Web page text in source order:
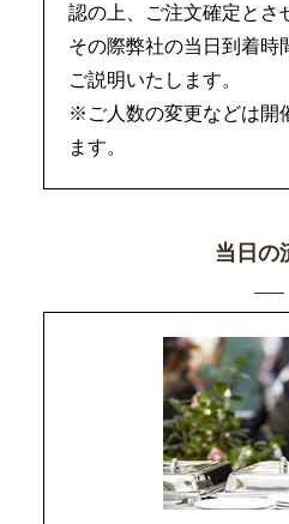
認の上、ご注文確定とさ
その際弊社の当日到着時
ご説明いたします。
※ご人数の変更などは開
ます。
当日の